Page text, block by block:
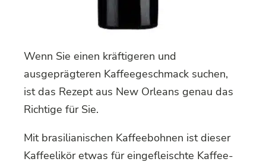
Wenn Sie einen kräftigeren und
ausgeprägteren Kaffeegeschmack suchen,
ist das Rezept aus New Orleans genau das
Richtige für Sie.
Mit brasilianischen Kaffeebohnen ist dieser
Kaffeelikör etwas für eingefleischte Kaffee-